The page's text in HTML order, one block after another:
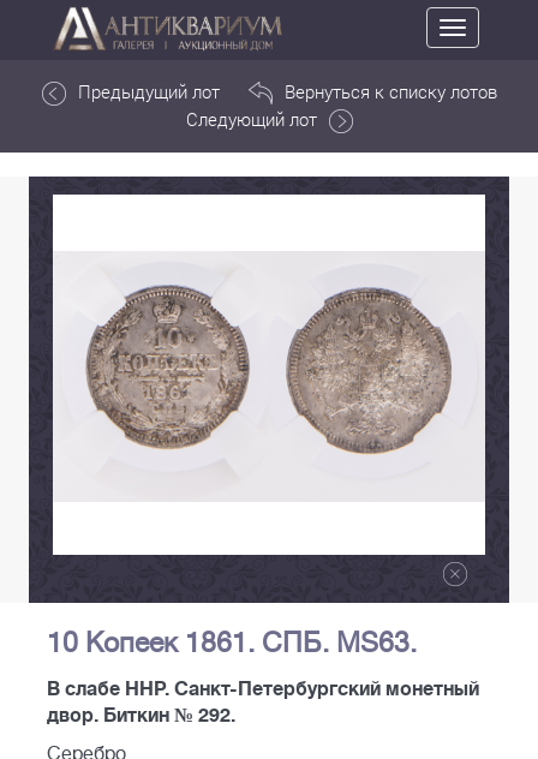
Toggle
navigation
Предыдущий лот
Вернуться к списку лотов
Следующий лот
10 Копеек 1861. СПБ. MS63.
В слабе ННР. Санкт-Петербургский монетный
двор. Биткин № 292.
Серебро.